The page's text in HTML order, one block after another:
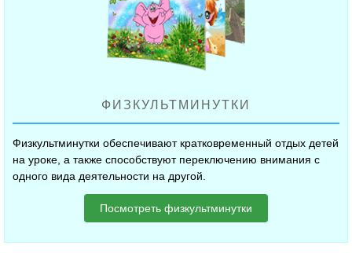
ФИЗКУЛЬТМИНУТКИ
Физкультминутки обеспечивают кратковременный отдых детей
на уроке, а также способствуют переключению внимания с
одного вида деятельности на другой.
Посмотреть физкультминутки